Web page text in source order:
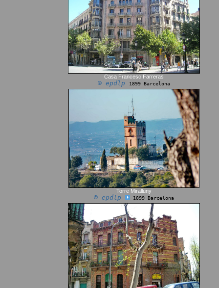
Casa Francesc Farreras
© epdlp 1899 Barcelona
Torre Miralluny
© epdlp 1899 Barcelona